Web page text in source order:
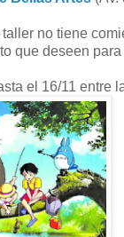
no tiene
que deseen
el 16/11 entre